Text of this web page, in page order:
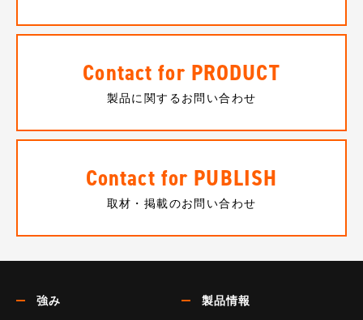
Contact for PRODUCT
製品に関するお問い合わせ
Contact for PUBLISH
取材・掲載のお問い合わせ
強み 製品情報